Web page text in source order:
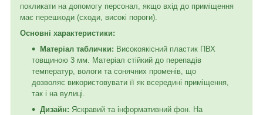
покликати на допомогу персонал, якщо вхід до приміщення
має перешкоди (сходи, високі пороги).
Основні характеристики:
Матеріал таблички: Високоякісний пластик ПВХ
товщиною 3 мм. Матеріал стійкий до перепадів
температур, вологи та сонячних променів, що
дозволяє використовувати її як всередині приміщення,
так і на вулиці.
Дизайн: Яскравий та інформативний фон. На